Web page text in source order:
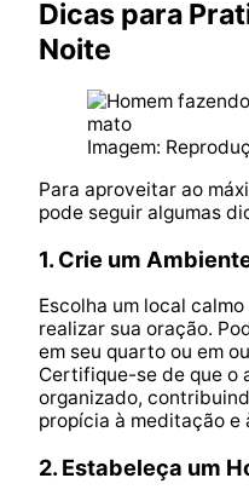
Dicas para
Noite
Imagem:
Para aproveitar ao
pode seguir algumas
1. Crie um
Escolha um local
realizar sua oração.
em seu quarto ou em
Certifique-se de que o
organizado,
propícia à meditação e
2. Estabeleça um